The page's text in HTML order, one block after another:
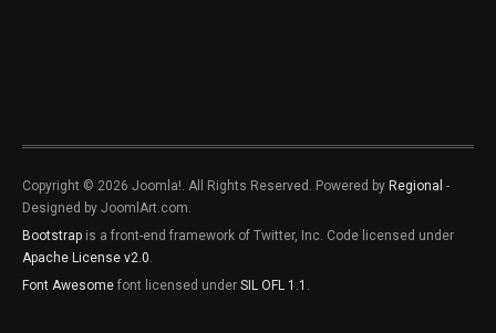
Copyright © 2026 Joomla!. All Rights Reserved. Powered by Regional -
Designed by JoomlArt.com.
Bootstrap is a front-end framework of Twitter, Inc. Code licensed under
Apache License v2.0.
Font Awesome font licensed under SIL OFL 1.1 .